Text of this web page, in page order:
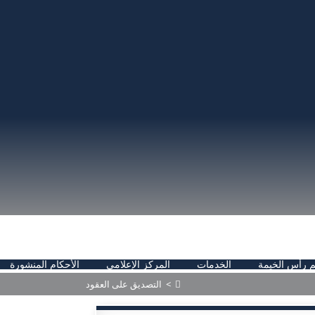
رأس الخيمة الخدمات المركز الإعلامي الأحكام المنشورة
> التصديق على العقود